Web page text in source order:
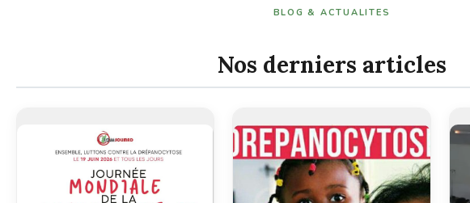
BLOG & ACTUALITES
Nos derniers articles